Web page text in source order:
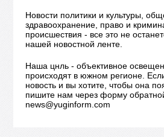
Новости политики и культуры,
здравоохранение, право и
происшествия - все это не
нашей новостной ленте.
Наша цнль - объективное
происходят в южном регионе.
новость и вы хотите, чтобы она
пишите нам через форму
news@yuginform.com